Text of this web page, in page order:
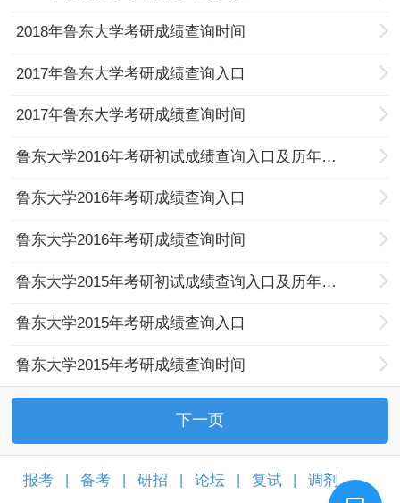
2018年鲁东大学考研成绩查询时间
2017年鲁东大学考研成绩查询入口
2017年鲁东大学考研成绩查询时间
鲁东大学2016年考研初试成绩查询入口及历年分数线
鲁东大学2016年考研成绩查询入口
鲁东大学2016年考研成绩查询时间
鲁东大学2015年考研初试成绩查询入口及历年分数线
鲁东大学2015年考研成绩查询入口
鲁东大学2015年考研成绩查询时间
下一页
报考 备考 研招 论坛 复试 调剂